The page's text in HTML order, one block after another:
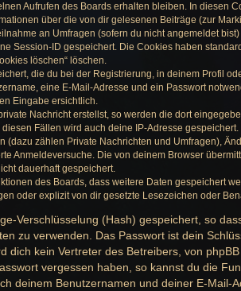
Aufrufen des Boards erhalten bleiben. In diesen
über die von dir gelesenen Beiträge (zur
an Umfragen (sofern du nicht angemeldet
Session-ID gespeichert. Die Cookies haben
löschen“ löschen.
die du bei der Registrierung, in deinem Profil
eine E-Mail-Adresse und ein Passwort
Eingabe ersichtlich.
Nachricht erstellst, so werden die dort
Fällen wird auch deine IP-Adresse
(dazu zählen Private Nachrichten und Umfragen),
Anmeldeversuche. Die von deinem Browser
dauerhaft gespeichert.
des Boards, dass weitere Daten gespeichert
oder explizit von dir gesetzte Lesezeichen oder
Verschlüsselung (Hash) gespeichert, so
zu verwenden. Das Passwort ist dein
dich kein Vertreter des Betreibers, von
vergessen haben, so kannst du die
deinem Benutzernamen und deiner E-